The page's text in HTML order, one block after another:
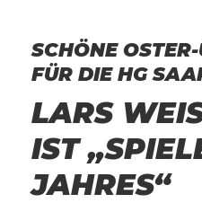
SCHÖNE
FÜR DIE HG
LARS
IST
JAHRES“